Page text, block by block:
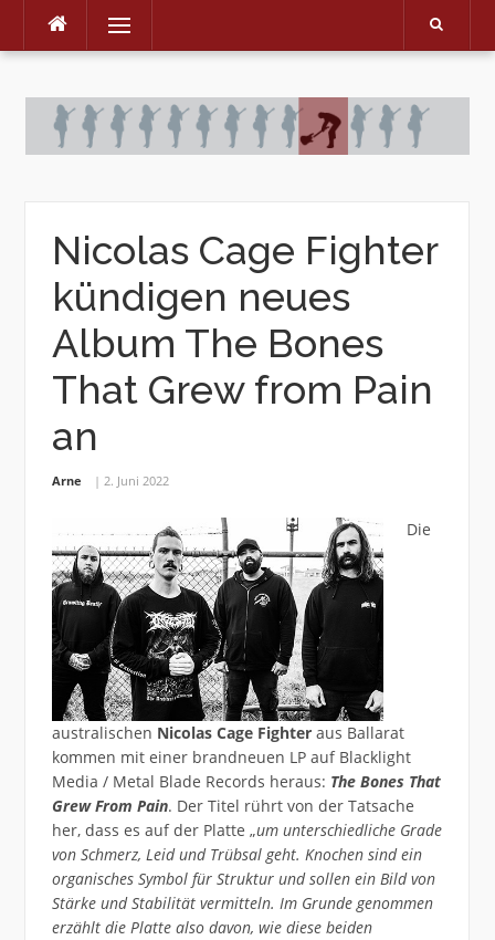
Skip
Menu
Nicolas Cage Fighter
kündigen neues
Album The Bones
That Grew from Pain
an
Arne 2. Juni 2022
Die
australischen Nicolas Cage Fighteraus Ballarat
kommen mit einer brandneuen LP auf Blacklight
Media / Metal Blade Records heraus: The Bones That
Grew From Pain. Der Titel rührt von der Tatsache
her, dass es auf der Platte „um unterschiedliche Grade
von Schmerz, Leid und Trübsal geht. Knochen sind ein
organisches Symbol für Struktur und sollen ein Bild von
Stärke und Stabilität vermitteln. Im Grunde genommen
erzählt die Platte also davon, wie diese beiden